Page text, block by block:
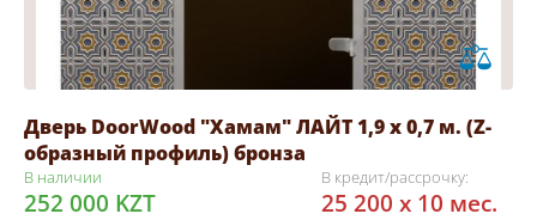
Дверь DoorWood "Хамам" ЛАЙТ 1,9 х 0,7 м. (Z-
образный профиль) бронза
В наличии
252 000 KZT
В кредит/рассрочку:
25 200 x 10 мес.